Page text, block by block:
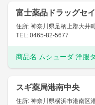
富士薬品ドラッグセ
住所: 神奈川県足柄上郡大井
TEL: 0465-82-5677
商品名: ムシューダ 洋服
スギ薬局港南中央
住所: 神奈川県横浜市港南区